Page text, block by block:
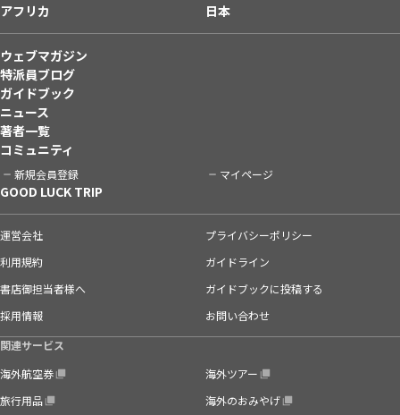
アフリカ
日本
ウェブマガジン
特派員ブログ
ガイドブック
ニュース
著者一覧
コミュニティ
新規会員登録 マイページ
GOOD LUCK TRIP
運営会社
プライバシーポリシー
利用規約
ガイドライン
書店御担当者様へ
ガイドブックに投稿する
採用情報
お問い合わせ
関連サービス
海外航空券
海外ツアー
旅行用品
海外のおみやげ